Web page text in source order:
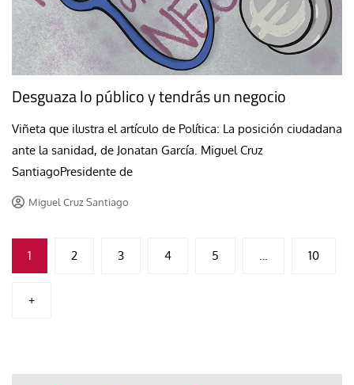
Desguaza lo público y tendrás un negocio
Viñeta que ilustra el artículo de Política: La posición ciudadana
ante la sanidad, de Jonatan García. Miguel Cruz
SantiagoPresidente de
Miguel Cruz Santiago
Paginación
de
entradas
1 2 3 4 5 … 10
+